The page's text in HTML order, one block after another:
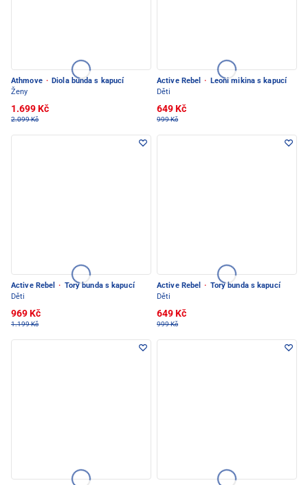
Athmove · Diola bunda s kapucí
Ženy
1.699 Kč
2.099 Kč
Active Rebel ·
Leoni mikina s kapucí
Děti
649 Kč
999 Kč
Active Rebel · Tory bunda s kapucí
Děti
969 Kč
1.199 Kč
Active Rebel · Tory bunda s kapucí
Děti
649 Kč
999 Kč